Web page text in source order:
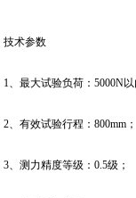
技术参数
1、最大试验负荷：5000N
2、有效试验行程：800mm；
3、测力精度等级：0.5级；